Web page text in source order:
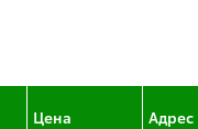
Цена Адрес